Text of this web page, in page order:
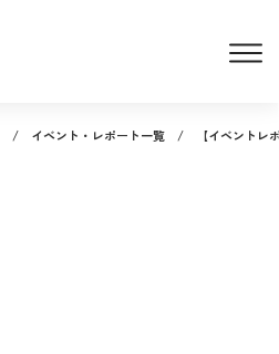
イベント・レポート一覧 【イベント